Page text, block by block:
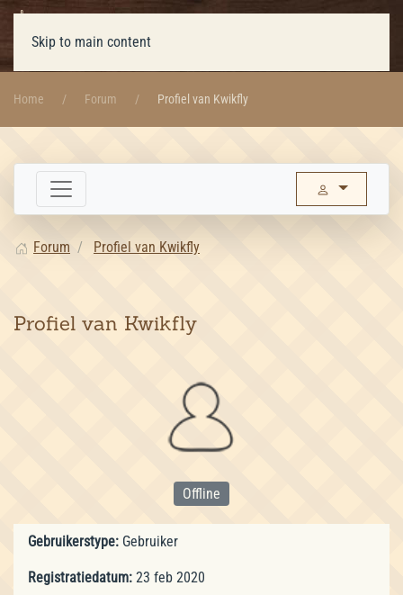
Skip to main content
Home Forum Profiel van Kwikfly
Forum Profiel van Kwikfly
Profiel van Kwikfly
Offline
Gebruikerstype: Gebruiker
Registratiedatum: 23 feb 2020